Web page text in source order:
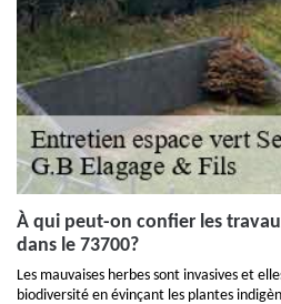
À qui peut-on confier les
dans le 73700?
Les mauvaises herbes sont invasives et
biodiversité en évinçant les plantes